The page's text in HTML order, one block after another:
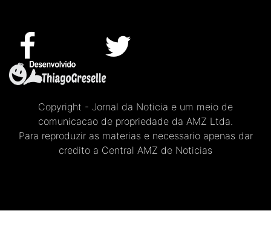
Copyright - Jornal da Noticia e um meio de
comunicacao de propriedade da AMZ Ltda.
Para reproduzir as materias e necessario apenas dar
credito a Central AMZ de Noticias